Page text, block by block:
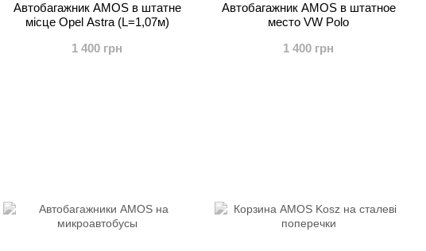
Автобагажник AMOS в штатне
місце Opel Astra (L=1,07м)
1 400 грн
Автобагажник AMOS в штатное
место VW Polo
1 400 грн